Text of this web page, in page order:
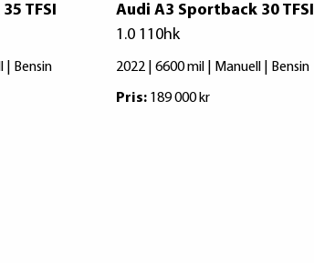
TFSI
| Bensin
Audi A3 Sportback 30 TFSI
1.0 110hk
2022 | 6600 mil | Manuell | Bensin
Pris:189 000 kr